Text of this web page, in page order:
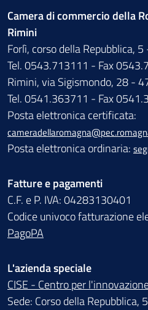
Camera di commercio della
Rimini
Forlì, corso della Repubblica,
Tel. 0543.713111 - Fax
Rimini, via Sigismondo, 28 -
Tel. 0541.363711 - Fax
Posta elettronica certificata:
Posta elettronica ordinaria:
Fatture e pagamenti
C.F. e P. IVA: 04283130401
Codice univoco fatturazione
PagoPA
L'azienda speciale
CISE - Centro per
Sede: Corso della Repubblica,